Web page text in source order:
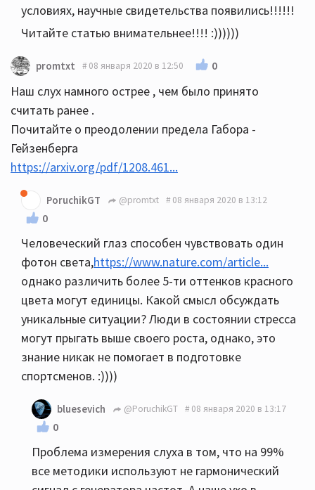
условиях, научные свидетельства появились!!!!!!
Читайте статью внимательнее!!!! :))))))
promtxt 08 января 2020 в 12:50 0
Наш слух намного острее , чем было принято
считать ранее .
Почитайте о преодолении предела Габора -
Гейзенберга
https://arxiv.org/pdf/1208.461...
PoruchikGT @promtxt 08 января 2020 в 13:12
0
Человеческий глаз способен чувствовать один
фотон света,https://www.nature.com/article...
однако различить более 5-ти оттенков красного
цвета могут единицы. Какой смысл обсуждать
уникальные ситуации? Люди в состоянии стресса
могут прыгать выше своего роста, однако, это
знание никак не помогает в подготовке
спортсменов. :))))
bluesevich @PoruchikGT 08 января 2020 в 13:17
0
Проблема измерения слуха в том, что на 99%
все методики используют не гармонический